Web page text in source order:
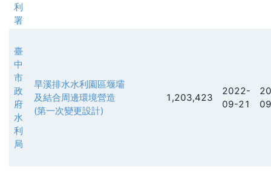
利
署
臺
中
市
政
府
水
利
局
旱溪排水水利園區堰壩
及結合周邊環境營造
(第一次變更設計)
1,203,423
2022-
09-21